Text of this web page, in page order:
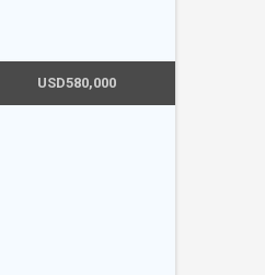
USD580,000